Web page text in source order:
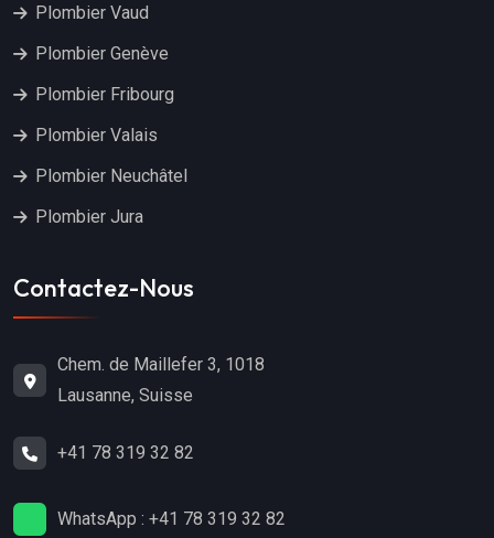
Plombier Vaud
Plombier Genève
Plombier Fribourg
Plombier Valais
Plombier Neuchâtel
Plombier Jura
Contactez-Nous
Chem. de Maillefer 3, 1018
Lausanne, Suisse
+41 78 319 32 82
WhatsApp : +41 78 319 32 82